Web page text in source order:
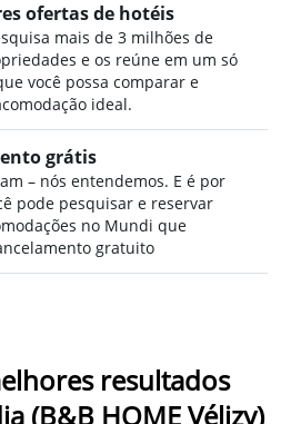
ofertas de hotéis
mais de 3 milhões de
e os reúne em um só
você possa comparar e
ideal.
grátis
– nós entendemos. E é por
pode pesquisar e reservar
no Mundi que
gratuito
resultados
(B&B HOME Vélizy)